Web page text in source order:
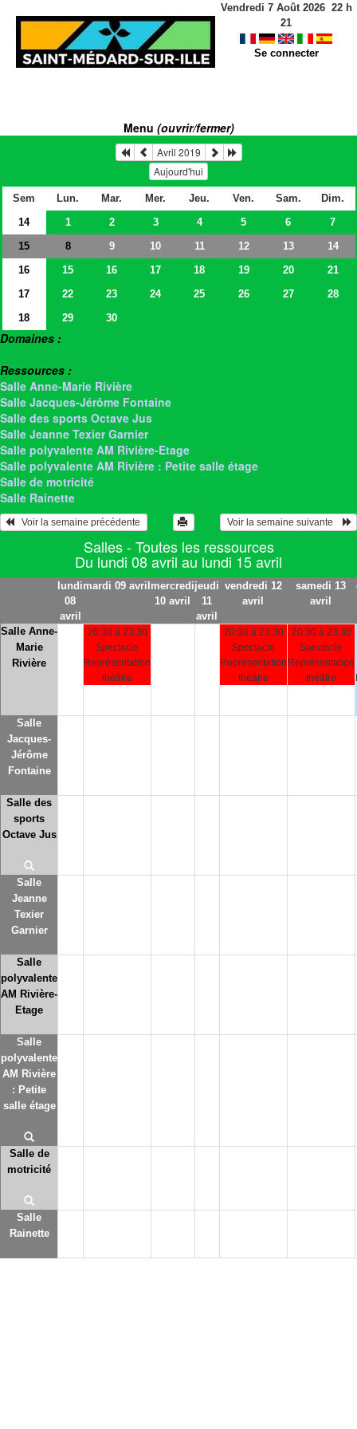
Vendredi 7 Août 2026 22h
21
Se connecter
Menu (ouvrir/fermer)
Avril 2019
Aujourd'hui
Sem Lun. Mar. Mer. Jeu. Ven. Sam.
Dim.
14
1 2 3 4 5 6
7
15
8 9 10 11 12 13
14
16
15 16 17 18 19 20
21
17
22 23 24 25 26 27
28
18
29 30
Domaines :
Ressources :
Salle Anne-Marie Rivière
Salle Jacques-Jérôme Fontaine
Salle des sports Octave Jus
Salle Jeanne Texier Garnier
Salle polyvalente AM Rivière-Etage
Salle polyvalente AM Rivière : Petite salle étage
Salle de motricité
Salle Rainette
Voir la semaine suivante
Salles - Toutes les ressources
Du lundi 08 avril au lundi 15 avril
lundi
08
avril
mardi 09 avrilmercredi
10 avril
jeudi
11
avril
vendredi 12
avril
samedi 13
avril
Salle Anne-
Marie
Rivière
20:30 à 23:30
Spectacle
Représentation
théâtre
20:30 à 23:30
Spectacle
Représentation
théâtre
20:30 à 23:30
Spectacle
Représentation
théâtre
Salle
Jacques-
Jérôme
Fontaine
Salle des
sports
Octave Jus
Salle
Jeanne
Texier
Garnier
Salle
polyvalente
AM Rivière-
Etage
Salle
polyvalente
AM Rivière
: Petite
salle étage
Salle de
motricité
Salle
Rainette